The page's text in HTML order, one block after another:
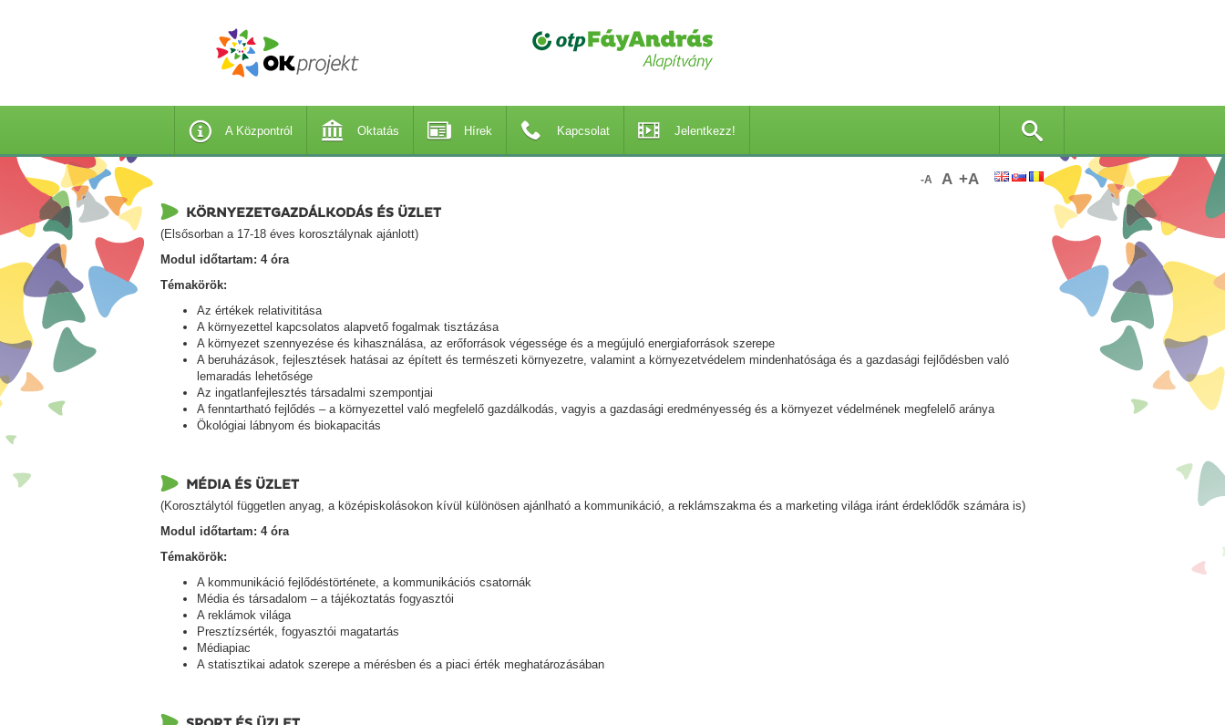
A Központról Oktatás Hírek Kapcsolat Jelentkezz!
-A A +A
KÖRNYEZETGAZDÁLKODÁS ÉS ÜZLET
(Elsősorban a 17-18 éves korosztálynak ajánlott)
Modul időtartam: 4 óra
Témakörök:
Az értékek relativititása
A környezettel kapcsolatos alapvető fogalmak tisztázása
A környezet szennyezése és kihasználása, az erőforrások végessége és a megújuló energiaforrások szerepe
A beruházások, fejlesztések hatásai az épített és természeti környezetre, valamint a környezetvédelem mindenhatósága és a gazdasági fejlődésben való
lemaradás lehetősége
Az ingatlanfejlesztés társadalmi szempontjai
A fenntartható fejlődés – a környezettel való megfelelő gazdálkodás, vagyis a gazdasági eredményesség és a környezet védelmének megfelelő aránya
Ökológiai lábnyom és biokapacitás
MÉDIA ÉS ÜZLET
(Korosztálytól független anyag, a középiskolásokon kívül különösen ajánlható a kommunikáció, a reklámszakma és a marketing világa iránt érdeklődők számára is)
Modul időtartam: 4 óra
Témakörök:
A kommunikáció fejlődéstörténete, a kommunikációs csatornák
Média és társadalom – a tájékoztatás fogyasztói
A reklámok világa
Presztízsérték, fogyasztói magatartás
Médiapiac
A statisztikai adatok szerepe a mérésben és a piaci érték meghatározásában